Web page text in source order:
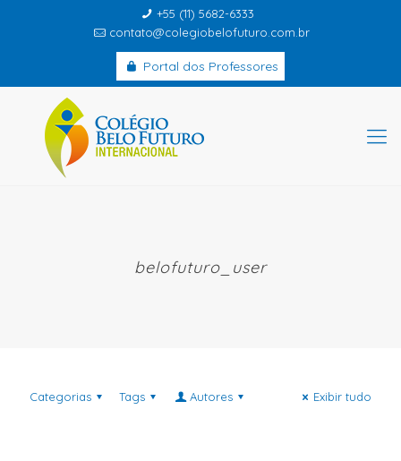
+55 (11) 5682-6333
contato@colegiobelofuturo.com.br
Portal dos Professores
belofuturo_user
Categorias Tags Autores Exibir tudo